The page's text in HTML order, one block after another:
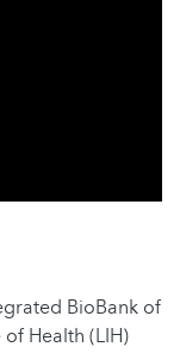
BioBank of
Health (LIH)